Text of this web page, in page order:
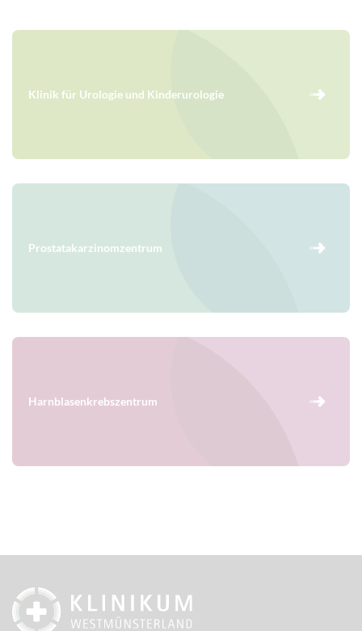
Klinik für Urologie und Kinderurologie
Prostatakarzinomzentrum
Harnblasenkrebszentrum